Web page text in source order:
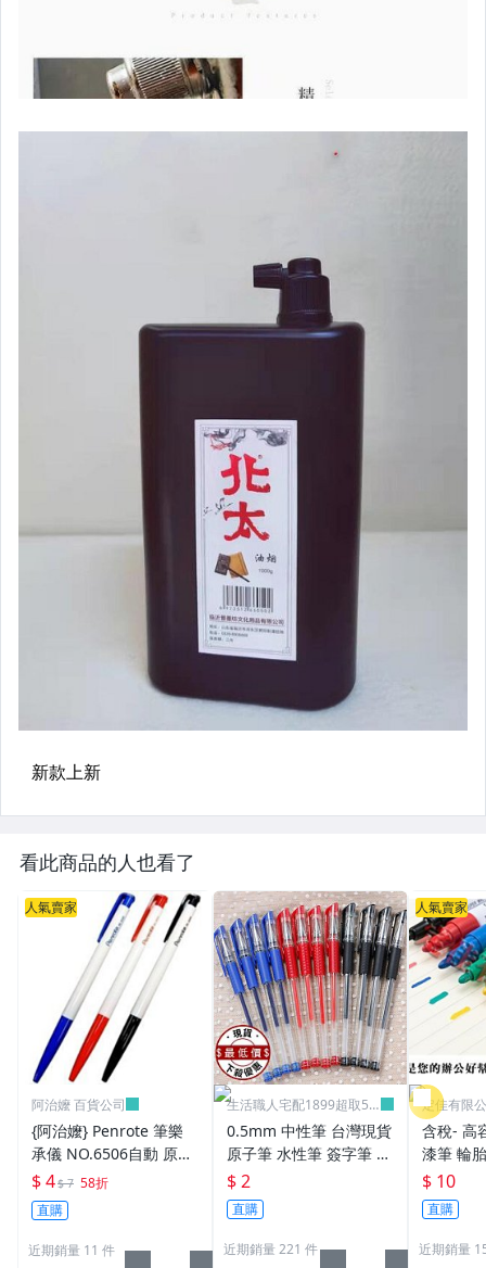
看此商品的人也看了
人氣賣家
阿治嬤 百貨公司
{阿治嬤} Penrote 筆樂
承儀 NO.6506自動 原子
筆 贈品筆 廣告筆 0.5m
m
$ 4$ 7 58折
直購
近期銷量 11 件
生活職人宅配1899超取59
0.5mm 中性筆 台灣現貨
原子筆 水性筆 簽字筆 原
珠筆 鋼珠筆 批發 文具
學生 辦公用品 生活職人
【B072】
$ 2
直購
近期銷量 221 件
人氣賣家
定佳有限
含稅- 高
漆筆 輪
補漆 12
$ 10
直購
近期銷量